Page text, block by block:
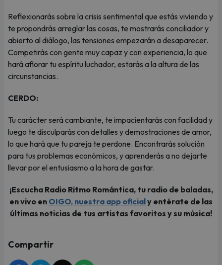
Reflexionarás sobre la crisis sentimental que estás viviendo y
te propondrás arreglar las cosas, te mostrarás conciliador y
abierto al diálogo, las tensiones empezarán a desaparecer.
Competirás con gente muy capaz y con experiencia, lo que
hará aflorar tu espíritu luchador, estarás a la altura de las
circunstancias.
CERDO:
Tu carácter será cambiante, te impacientarás con facilidad y
luego te disculparás con detalles y demostraciones de amor,
lo que hará que tu pareja te perdone. Encontrarás solución
para tus problemas económicos, y aprenderás a no dejarte
llevar por el entusiasmo a la hora de gastar.
¡Escucha Radio Ritmo Romántica, tu radio de baladas,
en vivo en OIGO, nuestra app oficialy entérate de las
últimas noticias de tus artistas favoritos y su música!
Compartir